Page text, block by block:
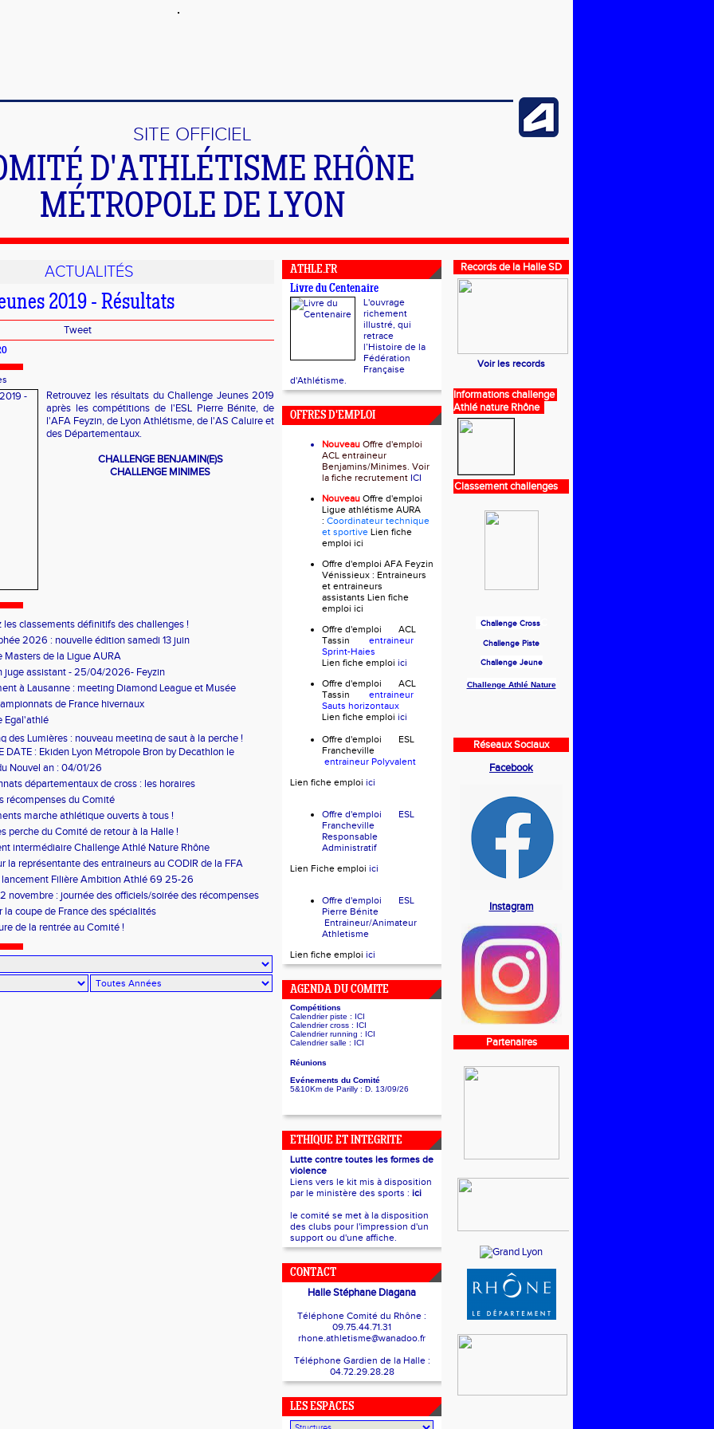
SITE OFFICIEL
D'ATHLÉTISME RHÔNE
MÉTROPOLE DE LYON
ACTUALITÉS
2019 - Résultats
Tweet
Retrouvez les résultats du Challenge Jeunes 2019
après les compétitions de l'ESL Pierre Bénite, de
l'AFA Feyzin, de Lyon Athlétisme, de l'AS Caluire et
des Départementaux.
CHALLENGE BENJAMIN(E)S
CHALLENGE MINIMES
les classements définitifs des challenges !
2026 : nouvelle édition samedi 13 juin
Masters de la Ligue AURA
juge assistant - 25/04/2026- Feyzin
à Lausanne : meeting Diamond League et Musée
de France hivernaux
Egal'athlé
des Lumières : nouveau meeting de saut à la perche !
DATE : Ekiden Lyon Métropole Bron by Decathlon le
Nouvel an : 04/01/26
départementaux de cross : les horaires
récompenses du Comité
marche athlétique ouverts à tous !
perche du Comité de retour à la Halle !
intermédiaire Challenge Athlé Nature Rhône
la représentante des entraineurs au CODIR de la FFA
lancement Filière Ambition Athlé 69 25-26
novembre : journée des officiels/soirée des récompenses
la coupe de France des spécialités
de la rentrée au Comité !
ATHLE.FR
Livre du Centenaire
L'ouvrage
richement
illustré, qui
retrace
l’Histoire de la
Fédération
Française
d'Athlétisme.
OFFRES D'EMPLOI
Nouveau Offre d'emploi
ACL entraineur
Benjamins/Minimes. Voir
la fiche recrutement ICI
Nouveau Offre d'emploi
Ligue athlétisme AURA
: Coordinateur technique
et sportive Lien fiche
emploi ici
Offre d'emploi AFA Feyzin
Vénissieux : Entraineurs
et entraineurs
assistants Lien fiche
emploi ici
Offre d'emploi ACL
Tassin entraineur
Sprint-Haies
Lien fiche emploi ici
Offre d'emploi ACL
Tassin entraineur
Sauts horizontaux
Lien fiche emploi ici
Offre d'emploi ESL
Francheville
entraineur Polyvalent
Lien fiche emploi ici
Offre d'emploi ESL
Francheville
Responsable
Administratif
Lien Fiche emploi ici
Offre d'emploi ESL
Pierre Bénite
Entraineur/Animateur
Athletisme
Lien fiche emploi ici
AGENDA DU COMITE
Compétitions
Calendrier piste : ICI
Calendrier cross : ICI
Calendrier running : ICI
Calendrier salle : ICI
Réunions
Evénements du Comité
5&10Km de Parilly : D. 13/09/26
ETHIQUE ET INTEGRITE
Lutte contre toutes les formes de
violence
Liens vers le kit mis à disposition
par le ministère des sports : ici
le comité se met à la disposition
des clubs pour l'impression d'un
support ou d'une affiche.
CONTACT
Halle Stéphane Diagana
Téléphone Comité du Rhône :
09.75.44.71.31
rhone.athletisme@wanadoo.fr
Téléphone Gardien de la Halle :
04.72.29.28.28
LES ESPACES
Records de la Halle SD
Voir les records
Informations challenge
Athlé nature Rhône
Classement challenges
Challenge CrossC
Challenge Piste
Challenge Jeune
Challenge Athlé Nature
Réseaux Sociaux
Facebook
Instagram
Partenaires